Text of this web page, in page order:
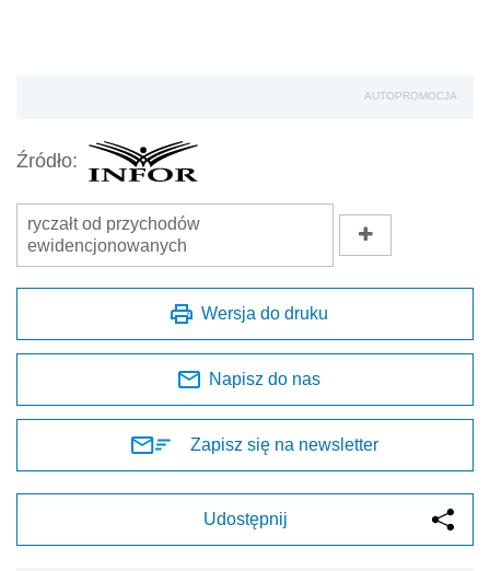
AUTOPROMOCJA
Źródło:
ryczałt od przychodów
ewidencjonowanych
Wersja do druku
Napisz do nas
Zapisz się na newsletter
Udostępnij